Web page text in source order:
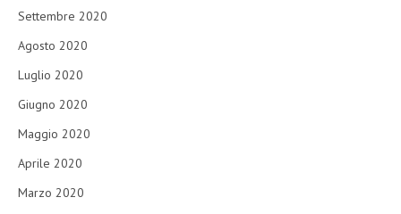
Settembre 2020
Agosto 2020
Luglio 2020
Giugno 2020
Maggio 2020
Aprile 2020
Marzo 2020